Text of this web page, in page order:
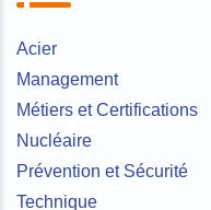
Acier
Management
Métiers et Certifications
Nucléaire
Prévention et Sécurité
Technique